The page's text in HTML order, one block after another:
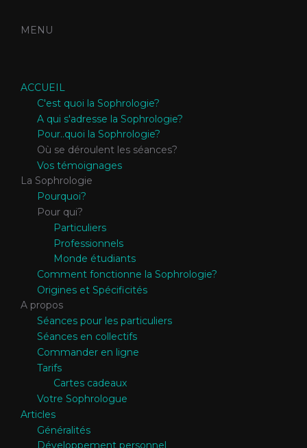
MENU
ACCUEIL
C'est quoi la Sophrologie?
A qui s'adresse la Sophrologie?
Pour..quoi la Sophrologie?
Où se déroulent les séances?
Vos témoignages
La Sophrologie
Pourquoi?
Pour qui?
Particuliers
Professionnels
Monde étudiants
Comment fonctionne la Sophrologie?
Origines et Spécificités
A propos
Séances pour les particuliers
Séances en collectifs
Commander en ligne
Tarifs
Cartes cadeaux
Votre Sophrologue
Articles
Généralités
Développement personnel